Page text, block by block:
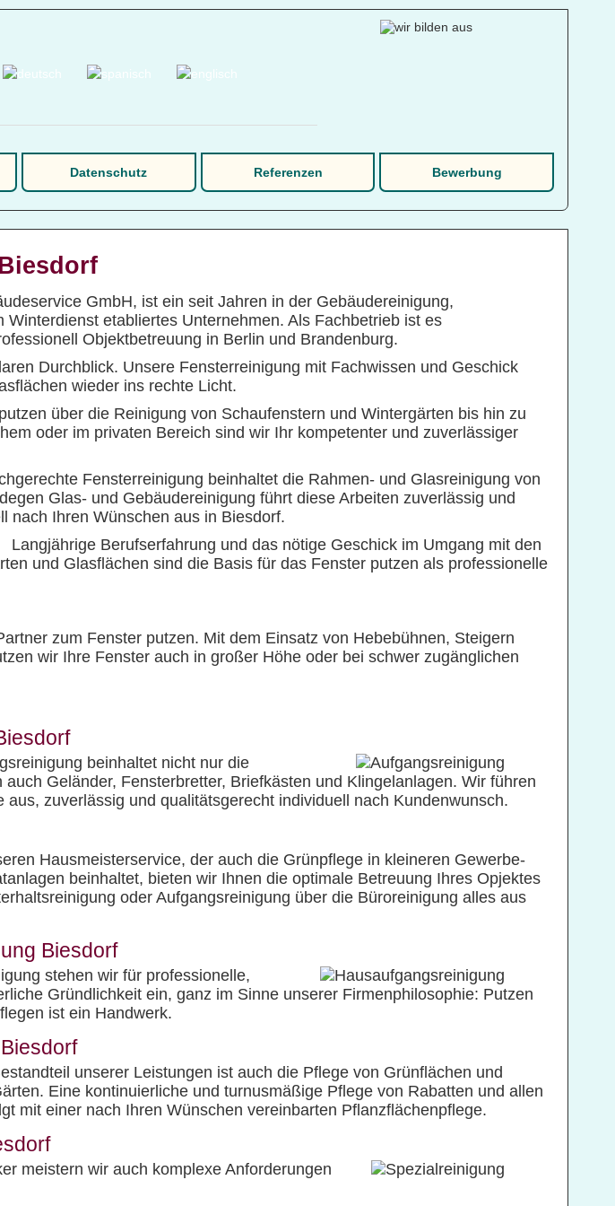
Datenschutz Referenzen Bewerbung
GmbH, ist ein seit Jahren in der Gebäudereinigung,
Winterdienst etabliertes Unternehmen. Als Fachbetrieb ist es
Objektbetreuung in Berlin und Brandenburg.
Durchblick. Unsere Fensterreinigung mit Fachwissen und Geschick
wieder ins rechte Licht.
über die Reinigung von Schaufenstern und Wintergärten bis hin zu
oder im privaten Bereich sind wir Ihr kompetenter und zuverlässiger
Fensterreinigung beinhaltet die Rahmen- und Glasreinigung von
Glas- und Gebäudereinigung führt diese Arbeiten zuverlässig und
nach Ihren Wünschen aus in Biesdorf.
Langjährige Berufserfahrung und das nötige Geschick im Umgang mit den
und Glasflächen sind die Basis für das Fenster putzen als professionelle
zum Fenster putzen. Mit dem Einsatz von Hebebühnen, Steigern
wir Ihre Fenster auch in großer Höhe oder bei schwer zugänglichen
beinhaltet nicht nur die
Geländer, Fensterbretter, Briefkästen und Klingelanlagen. Wir führen
aus, zuverlässig und qualitätsgerecht individuell nach Kundenwunsch.
Hausmeisterservice, der auch die Grünpflege in kleineren Gewerbe-
beinhaltet, bieten wir Ihnen die optimale Betreuung Ihres Opjektes
oder Aufgangsreinigung über die Büroreinigung alles aus
Biesdorf
stehen wir für professionelle,
Gründlichkeit ein, ganz im Sinne unserer Firmenphilosophie: Putzen
ist ein Handwerk.
unserer Leistungen ist auch die Pflege von Grünflächen und
Eine kontinuierliche und turnusmäßige Pflege von Rabatten und allen
mit einer nach Ihren Wünschen vereinbarten Pflanzflächenpflege.
meistern wir auch komplexe Anforderungen